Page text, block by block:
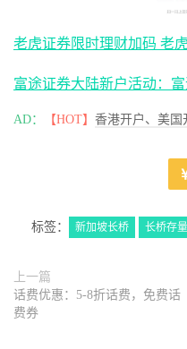
老虎证券限时理财加码 老
富途证券大陆新户活动：
AD： 【HOT】 香港开户、美国
标签： 新加坡长桥 长桥存
上一篇
话费优惠：5-8折话费，免费话
费券